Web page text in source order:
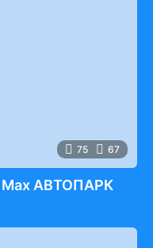
75 67
Max АВТОПАРК